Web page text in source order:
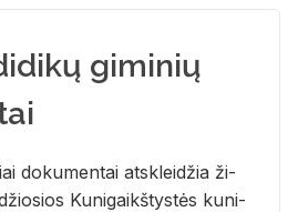
giminių
do­ku­men­tai at­sklei­džia ži­
Ku­ni­gaikš­tys­tės ku­ni­